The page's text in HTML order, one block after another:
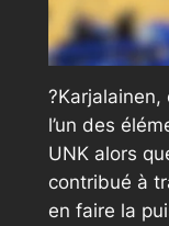
l’un des
UNK alors
contribué à
en faire la